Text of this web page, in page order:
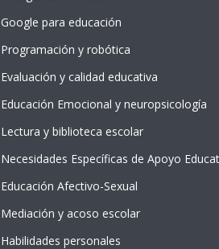
Google para educación
Programación y robótica
Evaluación y calidad educativa
Educación Emocional y neuropsicología
Lectura y biblioteca escolar
Necesidades Específicas de Apoyo
Educación Afectivo-Sexual
Mediación y acoso escolar
Habilidades personales